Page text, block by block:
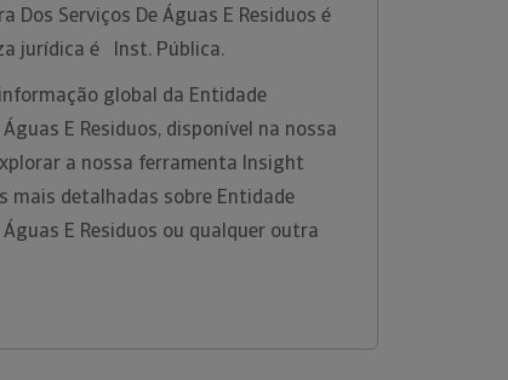
Dos Serviços De Águas E Residuos é
jurídica é Inst. Pública.
global da Entidade
E Residuos, disponível na nossa
a nossa ferramenta Insight
mais detalhadas sobre Entidade
E Residuos ou qualquer outra